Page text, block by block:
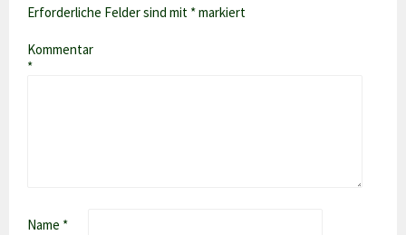
Erforderliche Felder sind mit *markiert
Kommentar
*
Name *